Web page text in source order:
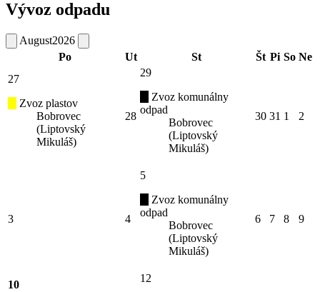
Vývoz odpadu
August2026
Po
Ut St Št Pi So Ne
27
Zvoz plastov
Bobrovec
(Liptovský
Mikuláš)
28
29
Zvoz komunálny
odpad
Bobrovec
(Liptovský
Mikuláš)
30 31 1 2
3 4
5
Zvoz komunálny
odpad
Bobrovec
(Liptovský
Mikuláš)
6 7 8 9
10
12